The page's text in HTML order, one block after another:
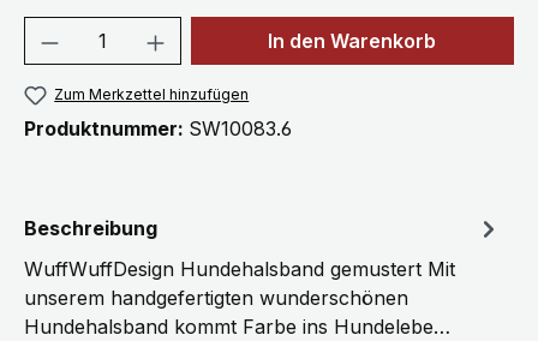
Produkt Anzahl: Gib denIn den Warenkorb
Zum Merkzettel hinzufügen
Produktnummer: SW10083.6
Beschreibung
WuffWuffDesign Hundehalsband gemustert Mit
unserem handgefertigten wunderschönen
Hundehalsband kommt Farbe ins Hundelebe…